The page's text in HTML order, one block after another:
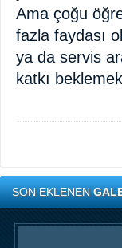
Ama çoğu
fazla faydası
ya da servis
katkı
SON EKLENEN